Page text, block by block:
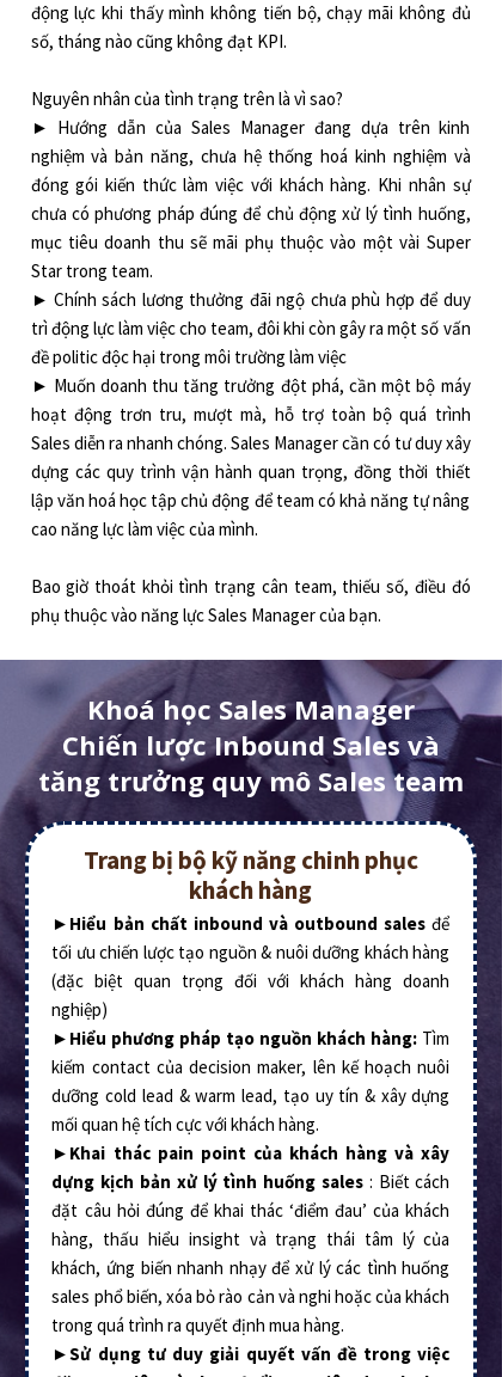
động lực khi thấy mình không tiến bộ, chạy mãi không đủ
số, tháng nào cũng không đạt KPI.
Nguyên nhân của tình trạng trên là vì sao?
► Hướng dẫn của Sales Manager đang dựa trên kinh
nghiệm và bản năng, chưa hệ thống hoá kinh nghiệm và
đóng gói kiến thức làm việc với khách hàng. Khi nhân sự
chưa có phương pháp đúng để chủ động xử lý tình huống,
mục tiêu doanh thu sẽ mãi phụ thuộc vào một vài Super
Star trong team.
► Chính sách lương thưởng đãi ngộ chưa phù hợp để duy
trì động lực làm việc cho team, đôi khi còn gây ra một số vấn
đề politic độc hại trong môi trường làm việc
► Muốn doanh thu tăng trưởng đột phá, cần một bộ máy
hoạt động trơn tru, mượt mà, hỗ trợ toàn bộ quá trình
Sales diễn ra nhanh chóng. Sales Manager cần có tư duy xây
dựng các quy trình vận hành quan trọng, đồng thời thiết
lập văn hoá học tập chủ động để team có khả năng tự nâng
cao năng lực làm việc của mình.
Bao giờ thoát khỏi tình trạng cân team, thiếu số, điều đó
phụ thuộc vào năng lực Sales Manager của bạn.
Khoá học Sales Manager
Chiến lược Inbound Sales và
tăng trưởng quy mô Sales team
► Hiểu bản chất inbound và outbound salesđể
tối ưu chiến lược tạo nguồn & nuôi dưỡng khách hàng
(đặc biệt quan trọng đối với khách hàng doanh
nghiệp)
► Hiểu phương pháp tạo nguồn khách hàng: Tìm
kiếm contact của decision maker, lên kế hoạch nuôi
dưỡng cold lead & warm lead, tạo uy tín & xây dựng
mối quan hệ tích cực với khách hàng.
► Khai thác pain point của khách hàng và xây
dựng kịch bản xử lý tình huống sales : Biết cách
đặt câu hỏi đúng để khai thác ‘điểm đau’ của khách
hàng, thấu hiểu insight và trạng thái tâm lý của
khách, ứng biến nhanh nhạy để xử lý các tình huống
sales phổ biến, xóa bỏ rào cản và nghi hoặc của khách
trong quá trình ra quyết định mua hàng.
►Sử dụng tư duy giải quyết vấn đề trong việc
Trang bị bộ kỹ năng chinh phục
khách hàng